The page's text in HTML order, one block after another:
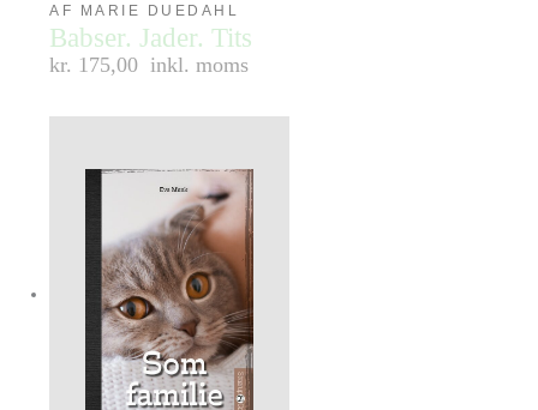
AF MARIE DUEDAHL
Babser. Jader. Tits
kr. 175,00 inkl. moms